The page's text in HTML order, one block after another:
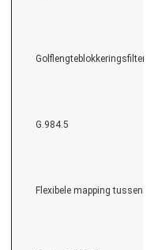
Golflengteblokkeringsfilter
G.984.5
Flexibele mapping tussen